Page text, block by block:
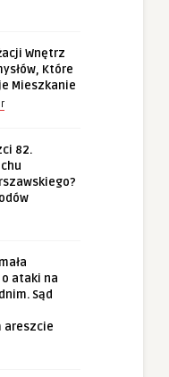
Wnętrz
Które
Mieszkanie
82.
ataki na
Sąd
areszcie